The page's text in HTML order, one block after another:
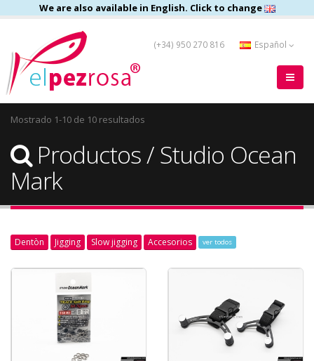
We are also available in English. Click to change
(+34) 950 270 816 Español
Mostrado 1-10 de 10 resultados
Productos / Studio Ocean
Mark
Dentòn Jigging Slow jigging Accesorios ver todos